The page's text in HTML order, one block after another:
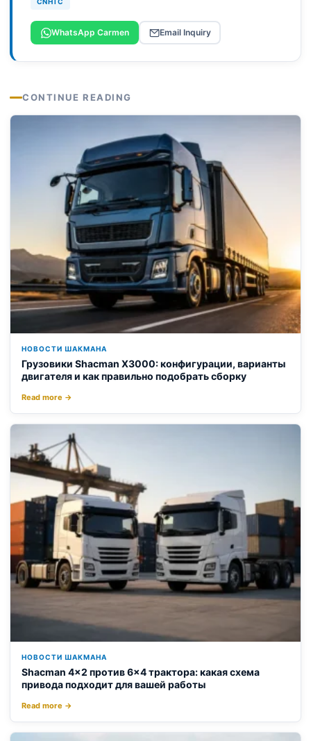
WhatsApp Carmen Email Inquiry
CONTINUE READING
НОВОСТИ ШАКМАНА
Грузовики Shacman X3000: конфигурации, варианты
двигателя и как правильно подобрать сборку
Read more →
НОВОСТИ ШАКМАНА
Shacman 4×2 против 6×4 трактора: какая схема
привода подходит для вашей работы
Read more →